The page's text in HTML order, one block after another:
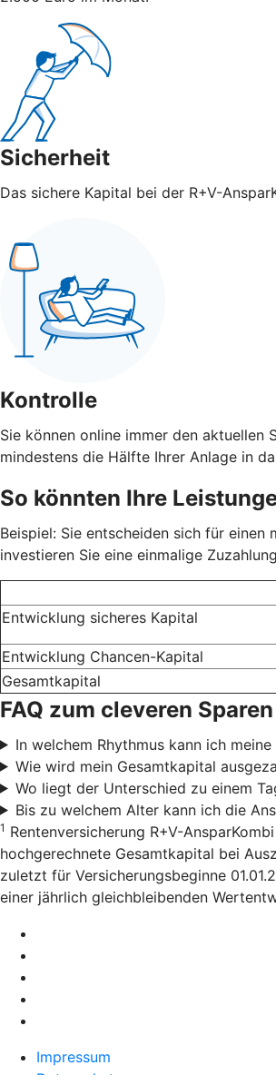
Sicherheit
Das sichere Kapital bei der R+V-
Kontrolle
Sie können online immer den aktuellen
mindestens die Hälfte Ihrer Anlage in
So könnten Ihre
Beispiel: Sie entscheiden sich für
investieren Sie eine einmalige
Entwicklung sicheres Kapital
Entwicklung Chancen-Kapital
Gesamtkapital
FAQ zum cleveren
In welchem Rhythmus kann ich
Wie wird mein Gesamtkapital
Wo liegt der Unterschied zu einem
Bis zu welchem Alter kann ich die
1 Rentenversicherung R+V-
hochgerechnete Gesamtkapital bei
zuletzt für Versicherungsbeginne
einer jährlich gleichbleibenden
Impressum